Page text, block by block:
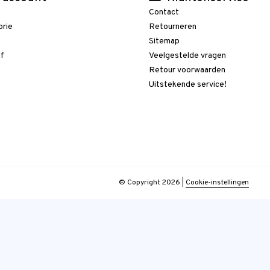
Contact
Retourneren
Sitemap
Veelgestelde vragen
Retour voorwaarden
Uitstekende service!
© Copyright 2026 Cookie-instellingen